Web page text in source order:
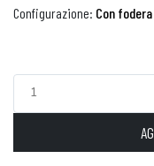
Configurazione: Con fodera